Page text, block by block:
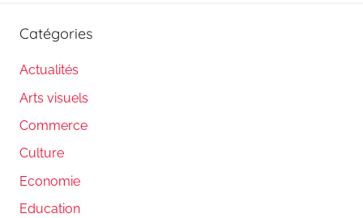
Catégories
Actualités
Arts visuels
Commerce
Culture
Economie
Education